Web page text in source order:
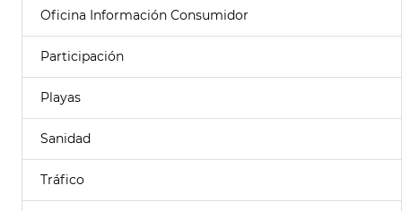
Oficina Información Consumidor
Participación
Playas
Sanidad
Tráfico